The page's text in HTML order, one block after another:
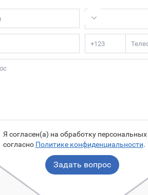
Я согласен(а) на обработку
согласно Политике конфиденциальности.
Задать вопрос